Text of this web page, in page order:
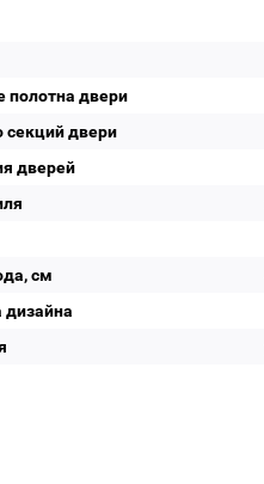
полотна двери
секций двери
дверей
см
дизайна